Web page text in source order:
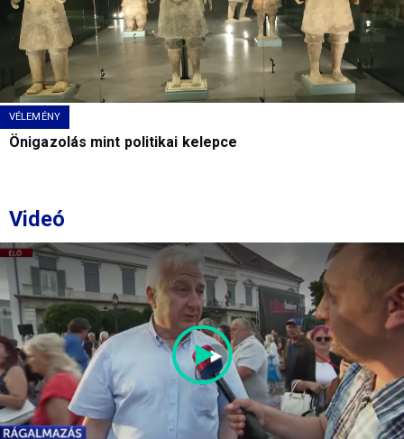
VÉLEMÉNY
Önigazolás mint politikai kelepce
Videó